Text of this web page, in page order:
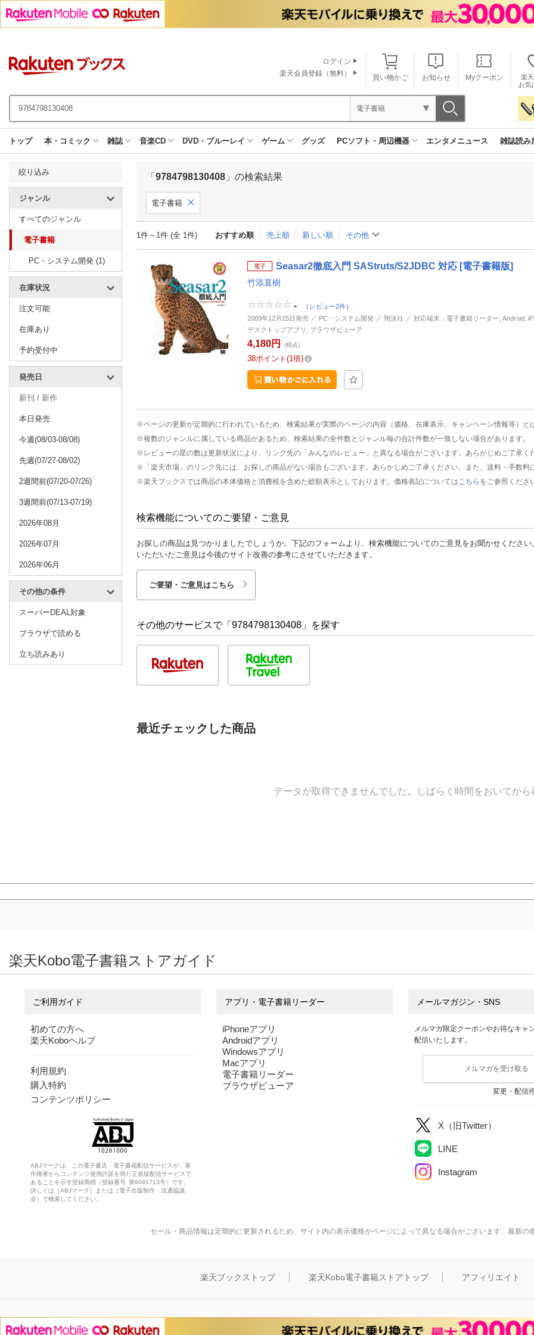
買い物かご お知らせ Myクーポン
楽
お気
ログイン
楽天会員登録（無料）
電子書籍
トップ 本・コミック 雑誌 音楽CD DVD・ブルーレイ ゲーム グッズ PCソフト・周辺機器 エンタメニュース 雑誌読み
絞り込み
ジャンル
すべてのジャンル
電子書籍
PC・システム開発 (1)
在庫状況
注文可能
在庫あり
予約受付中
発売日
新刊 / 新作
本日発売
今週(08/03-08/08)
先週(07/27-08/02)
2週間前(07/20-07/26)
3週間前(07/13-07/19)
2026年08月
2026年07月
2026年06月
その他の条件
スーパーDEAL対象
ブラウザで読める
立ち読みあり
「 9784798130408 」の検索結果
電子書籍
1件～1件 (全 1件) おすすめ順 売上順 新しい順 その他
電子 Seasar2徹底入門 SAStruts/S2JDBC 対応 [電子書籍版]
竹添直樹
- （ レビュー2件）
2009年12月15日発売 ／ PC・システム開発 ／ 翔泳社 ／ 対応端末：電子書籍リーダー, Android,
デスクトップアプリ, ブラウザビューア
4,180円 (税込)
38ポイント 1倍
※ページの更新が定期的に行われているため、検索結果が実際のページの内容（価格、在庫表示、キャンペーン情報等）と
※複数のジャンルに属している商品があるため、検索結果の全件数とジャンル毎の合計件数が一致しない場合があります。
※レビューの星の数は更新状況により、リンク先の「みんなのレビュー」と異なる場合がございます。あらかじめご了承く
※「楽天市場」のリンク先には、お探しの商品がない場合もございます。あらかじめご了承ください。また、送料・手数料
※楽天ブックスでは商品の本体価格と消費税を含めた総額表示としております。価格表記については こちら をご参照くださ
検索機能についてのご要望・ご意見
お探しの商品は見つかりましたでしょうか。下記のフォームより、検索機能についてのご意見をお聞かせください
いただいたご意見は今後のサイト改善の参考にさせていただきます。
ご要望・ご意見はこちら
その他のサービスで「9784798130408」を探す
最近チェックした商品
データが取得できませんでした。しばらく時間をおいてから
楽天Kobo電子書籍ストアガイド
ご利用ガイド
初めての方へ
楽天Koboヘルプ
利用規約
購入特約
コンテンツポリシー
ABJマークは、この電子書店・電子書籍配信サービスが、著
作権者からコンテンツ使用許諾を得た正規版配信サービスで
あることを示す登録商標（登録番号 第6091713号）です。
詳しくは［ABJマーク］または［電子出版制作・流通協議
会］で検索してください。
アプリ・電子書籍リーダー
iPhoneアプリ
Androidアプリ
Windowsアプリ
Macアプリ
電子書籍リーダー
ブラウザビューア
メールマガジン・SNS
メルマガ限定クーポンやお得なキャ
配信いたします。
メルマガを受け取る
変更・配信
X（旧Twitter）
LINE
Instagram
セール・商品情報は定期的に更新されるため、サイト内の表示価格がページによって異なる場合がございます。最新の
楽天ブックストップ 楽天Kobo電子書籍ストアトップ アフィリエイト